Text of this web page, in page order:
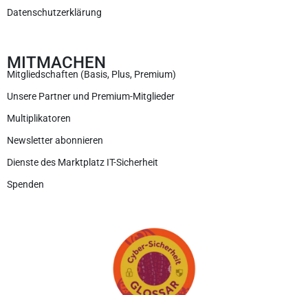
Datenschutzerklärung
MITMACHEN
Mitgliedschaften (Basis, Plus, Premium)
Unsere Partner und Premium-Mitglieder
Multiplikatoren
Newsletter abonnieren
Dienste des Marktplatz IT-Sicherheit
Spenden